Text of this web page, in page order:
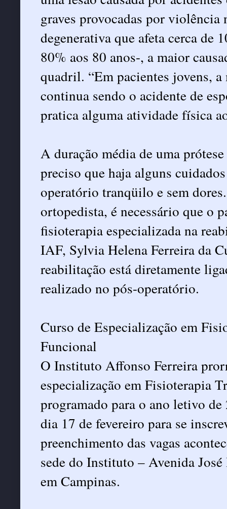
graves provocadas por
degenerativa que afeta cerca de
80% aos 80 anos-, a maior
quadril. “Em pacientes jovens,
continua sendo o acidente de
pratica alguma atividade física
A duração média de uma
preciso que haja alguns
operatório tranqüilo e sem
ortopedista, é necessário que o
fisioterapia especializada na
IAF, Sylvia Helena Ferreira da
reabilitação está diretamente
realizado no pós-operatório.
Curso de Especialização em
Funcional
O Instituto Affonso Ferreira
especialização em Fisioterapia
programado para o ano letivo
dia 17 de fevereiro para se
preenchimento das vagas
sede do Instituto – Avenida
em Campinas.